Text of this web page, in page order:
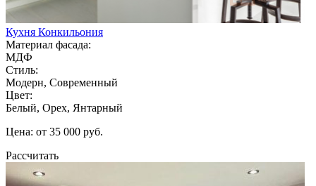
Кухня Конкильония
Материал фасада:
МДФ
Стиль:
Модерн, Современный
Цвет:
Белый, Орех, Янтарный
Цена: от 35 000 руб.
Рассчитать